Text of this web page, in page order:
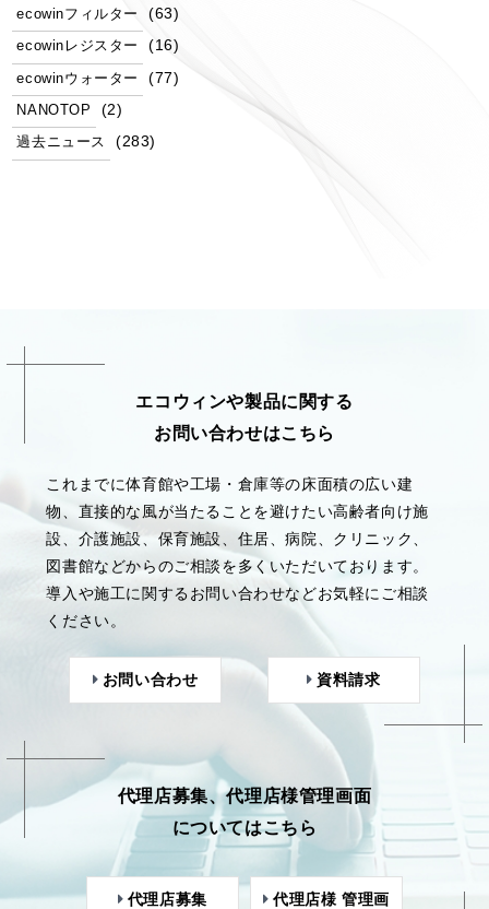
ecowinフィルター (63)
ecowinレジスター (16)
ecowinウォーター (77)
NANOTOP (2)
過去ニュース (283)
エコウィンや製品に関する
お問い合わせはこちら
これまでに体育館や工場・倉庫等の床面積の広い建
物、直接的な風が当たることを避けたい高齢者向け施
設、介護施設、保育施設、住居、病院、クリニック、
図書館などからのご相談を多くいただいております。
導入や施工に関するお問い合わせなどお気軽にご相談
ください。
お問い合わせ 資料請求
代理店募集、代理店様管理画面
についてはこちら
代理店募集
代理店様 管理画